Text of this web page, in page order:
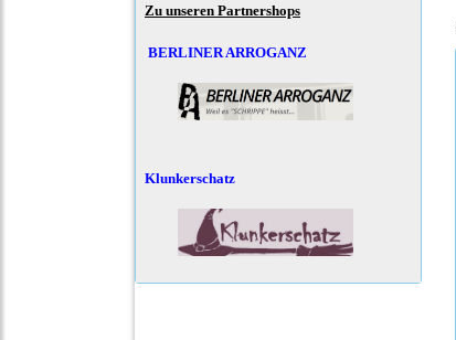
Zu unseren Partnershops
BERLINER ARROGANZ
Klunkerschatz